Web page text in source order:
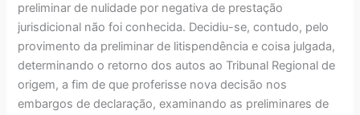
preliminar de nulidade por negativa de prestação
jurisdicional não foi conhecida. Decidiu-se, contudo, pelo
provimento da preliminar de litispendência e coisa julgada,
determinando o retorno dos autos ao Tribunal Regional de
origem, a fim de que proferisse nova decisão nos
embargos de declaração, examinando as preliminares de